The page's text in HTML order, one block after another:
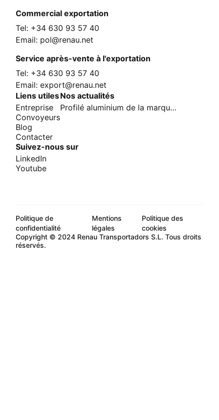
Commercial exportation
Tel: +34 630 93 57 40
Email: pol@renau.net
Service après-vente à l'exportation
Tel: +34 630 93 57 40
Email: export@renau.net
Liens utiles
Entreprise
Convoyeurs
Blog
Contacter
Nos actualités
Profilé aluminium de la marque Renau
Suivez-nous sur
LinkedIn
Youtube
Copyright © 2024 Renau Transportadors S.L. Tous droits
réservés.
Politique de
confidentialité
Mentions
légales
Politique des
cookies